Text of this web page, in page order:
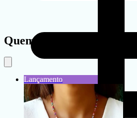
Quem viu este produto